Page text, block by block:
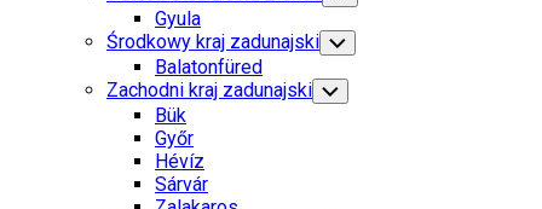
Child
Menu
Gyula
Środkowy kraj zadunajski Toggle
Child
Menu
Balatonfüred
Zachodni kraj zadunajski Toggle
Child
Bük
Győr
Hévíz
Sárvár